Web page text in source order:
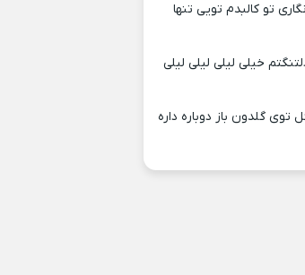
تو کالبدم تویی تنها
خیلی لیلی لیلی لیلی
توی گلدون باز دوباره داره